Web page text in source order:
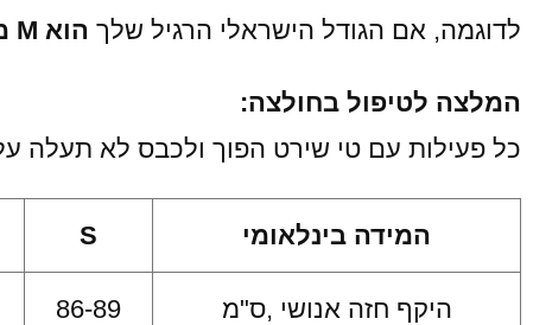
לדוגמה, אם הגודל הישראלי הרגיל שלך הוא M מומלץ לבחור L
המלצה לטיפול בחולצה:
כל פעילות עם טי שירט הפוך ולכבס לא תעלה על 40 מעלות, לייבש באופן
המידה בינלאומי S
היקף חזה אנושי ,ס"מ 86-89